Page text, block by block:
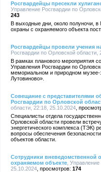
Росгвардейцы пресекли
Управление Росгвардии по
243
В выходные дни, около полуночи, в
охраны с охраняемого объекта
Росгвардейцы провели учения
Росгвардии по Орловской области,
В рамках планового мероприятия
Управления Росгвардии по
мемориальном и природном музее-
Лутовиново».
Совещание с представителями
Росгвардии по Орловской
области, 22:18, 25.10.2024
Специалисты отдела
Орловской области провели
энергетического комплекса (ТЭК)
вопросы обеспечения
объектов области.
Сотрудники вневедомственной
охраняемом объекте ,
25.10.2024
174